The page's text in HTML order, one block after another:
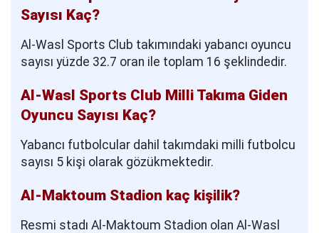
Sayısı Kaç?
Al-Wasl Sports Club takımındaki yabancı oyuncu
sayısı yüzde 32.7 oran ile toplam 16 şeklindedir.
Al-Wasl Sports Club Milli Takıma Giden
Oyuncu Sayısı Kaç?
Yabancı futbolcular dahil takımdaki milli futbolcu
sayısı 5 kişi olarak gözükmektedir.
Al-Maktoum Stadion kaç kişilik?
Resmi stadı Al-Maktoum Stadion olan Al-Wasl